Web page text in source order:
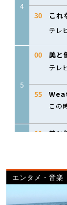
エンタメ・音楽